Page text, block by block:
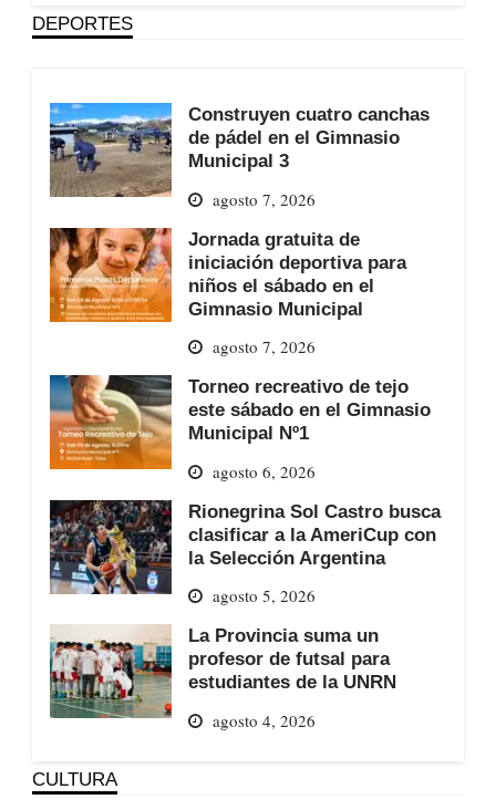
DEPORTES
Construyen cuatro canchas
de pádel en el Gimnasio
Municipal 3
agosto 7, 2026
Jornada gratuita de
iniciación deportiva para
niños el sábado en el
Gimnasio Municipal
agosto 7, 2026
Torneo recreativo de tejo
este sábado en el Gimnasio
Municipal Nº1
agosto 6, 2026
Rionegrina Sol Castro busca
clasificar a la AmeriCup con
la Selección Argentina
agosto 5, 2026
La Provincia suma un
profesor de futsal para
estudiantes de la UNRN
agosto 4, 2026
CULTURA